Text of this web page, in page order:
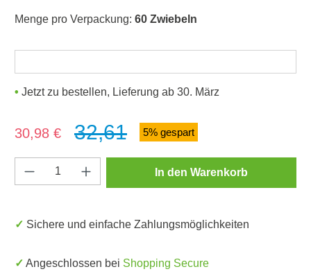
Menge pro Verpackung: 60 Zwiebeln
Jetzt zu bestellen, Lieferung ab 30. März
Verkaufspreis:
30,98 € 32,61 5% gespart
Produkt Anzahl: Gib den gewünschten
In den Warenkorb
✓ Sichere und einfache Zahlungsmöglichkeiten
✓ Angeschlossen bei Shopping Secure